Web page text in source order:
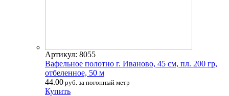
Артикул: 8055
Вафельное полотно г. Иваново, 45 см, пл. 200 гр,
отбеленное, 50 м
44.00 руб. за погонный метр
Купить